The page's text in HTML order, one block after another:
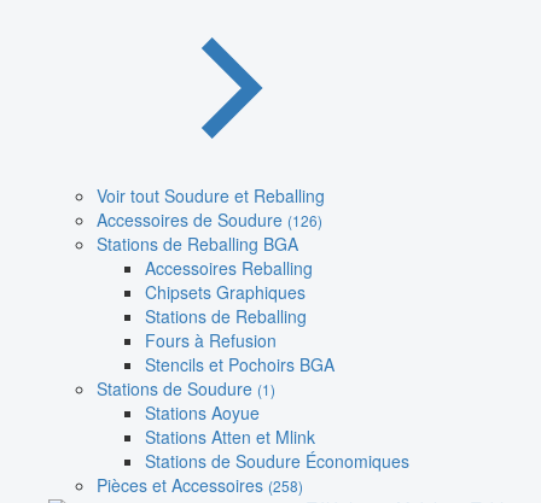
Voir tout Soudure et Reballing
Accessoires de Soudure (126)
Stations de Reballing BGA
Accessoires Reballing
Chipsets Graphiques
Stations de Reballing
Fours à Refusion
Stencils et Pochoirs BGA
Stations de Soudure (1)
Stations Aoyue
Stations Atten et Mlink
Stations de Soudure Économiques
Pièces et Accessoires (258)